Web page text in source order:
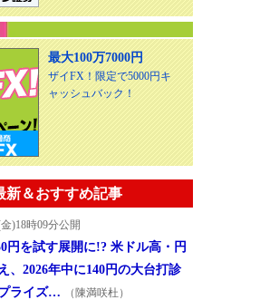
最大100万7000円
ザイFX！限定で5000円キ
ャッシュバック！
新＆おすすめ記事
)18時09分公開
円を試す展開に!? 米ドル高・円
、2026年中に140円の大台打診
ライズ…
（陳満咲杜）